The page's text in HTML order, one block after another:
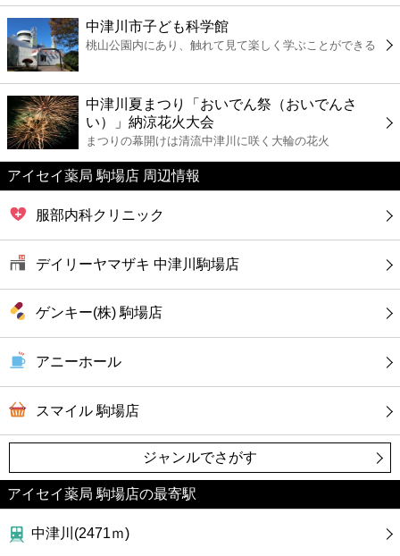
エンタメ
レジャー
書店
ファミレス
病院
ホテル
中津川市子ども科学館
桃山公園内にあり、触れて見て楽しく学ぶことができる
中津川夏まつり「おいでん祭（おいでんさ
い）」納涼花火大会
まつりの幕開けは清流中津川に咲く大輪の花火
アイセイ薬局 駒場店 周辺情報
服部内科クリニック
デイリーヤマザキ 中津川駒場店
ゲンキー(株) 駒場店
アニーホール
スマイル 駒場店
ジャンルでさがす
アイセイ薬局 駒場店の最寄駅
中津川(2471ｍ)